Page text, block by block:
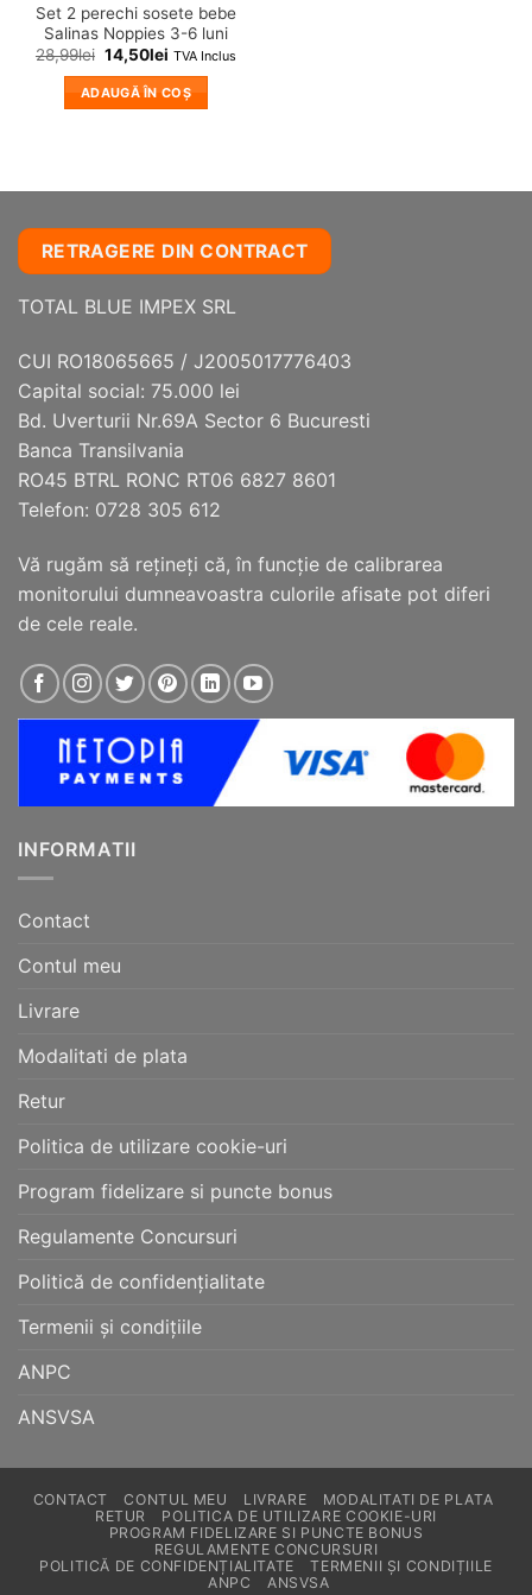
Set 2 perechi sosete bebe
Salinas Noppies 3-6 luni
28,99lei 14,50lei TVA Inclus
ADAUGĂ ÎN COȘ
RETRAGERE DIN CONTRACT
TOTAL BLUE IMPEX SRL
CUI RO18065665 / J2005017776403
Capital social: 75.000 lei
Bd. Uverturii Nr.69A Sector 6 Bucuresti
Banca Transilvania
RO45 BTRL RONC RT06 6827 8601
Telefon: 0728 305 612
Vă rugăm să reţineţi că, în funcţie de calibrarea
monitorului dumneavoastra culorile afisate pot diferi
de cele reale.
INFORMATII
Contact
Contul meu
Livrare
Modalitati de plata
Retur
Politica de utilizare cookie-uri
Program fidelizare si puncte bonus
Regulamente Concursuri
Politică de confidențialitate
Termenii și condițiile
ANPC
ANSVSA
CONTACT CONTUL MEU LIVRARE
MODALITATI DE PLATA
RETUR
POLITICA DE UTILIZARE COOKIE-URI
PROGRAM FIDELIZARE SI PUNCTE BONUS
REGULAMENTE CONCURSURI
POLITICĂ DE CONFIDENȚIALITATE
TERMENII ȘI CONDIȚIILE
ANPC
ANSVSA